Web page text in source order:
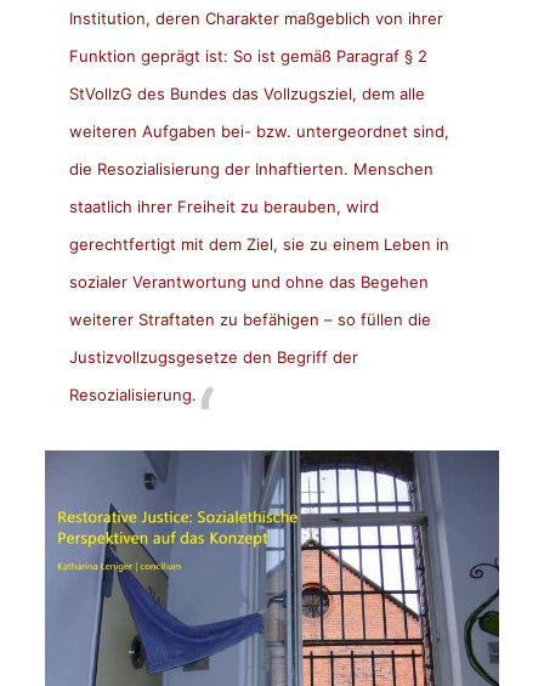
Institution, deren Charakter maßgeblich von ihrer
Funktion geprägt ist: So ist gemäß Paragraf § 2
StVollzG des Bundes das Vollzugsziel, dem alle
weiteren Aufgaben bei- bzw. untergeordnet sind,
die Resozialisierung der Inhaftierten. Menschen
staatlich ihrer Freiheit zu berauben, wird
gerechtfertigt mit dem Ziel, sie zu einem Leben in
sozialer Verantwortung und ohne das Begehen
weiterer Straftaten zu befähigen – so füllen die
Justizvollzugsgesetze den Begriff der
Resozialisierung.